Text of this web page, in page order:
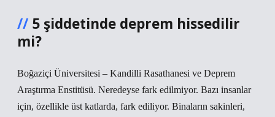
5 şiddetinde deprem hissedilir
mi?
Boğaziçi Üniversitesi – Kandilli Rasathanesi ve Deprem
Araştırma Enstitüsü. Neredeyse fark edilmiyor. Bazı insanlar
için, özellikle üst katlarda, fark ediliyor. Binaların sakinleri,